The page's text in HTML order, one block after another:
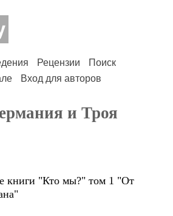
Рецензии
Поиск
Вход для авторов
и Троя
"Кто мы?" том 1 "От